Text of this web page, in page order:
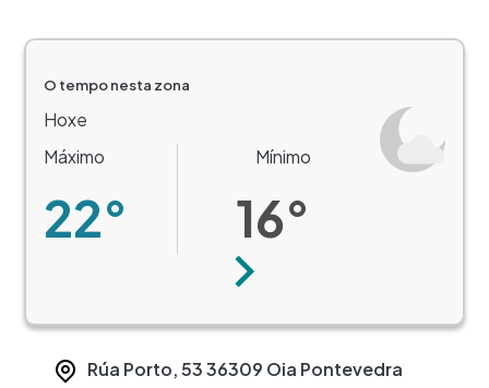
O tempo nesta zona
Hoxe
Máximo
22°
Mínimo
16°
Seguinte
Rúa Porto, 5336309 Oia Pontevedra